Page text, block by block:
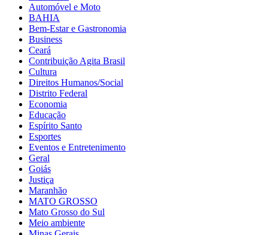
Automóvel e Moto
BAHIA
Bem-Estar e Gastronomia
Business
Ceará
Contribuição Agita Brasil
Cultura
Direitos Humanos/Social
Distrito Federal
Economia
Educação
Espírito Santo
Esportes
Eventos e Entretenimento
Geral
Goiás
Justiça
Maranhão
MATO GROSSO
Mato Grosso do Sul
Meio ambiente